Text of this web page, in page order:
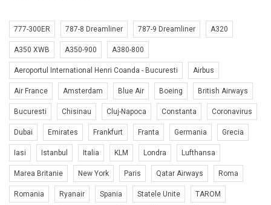
777-300ER 787-8 Dreamliner 787-9 Dreamliner A320
A350 XWB A350-900 A380-800
Aeroportul International Henri Coanda - Bucuresti Airbus
Air France Amsterdam Blue Air Boeing British Airways
Bucuresti Chisinau Cluj-Napoca Constanta Coronavirus
Dubai Emirates Frankfurt Franta Germania Grecia
Iasi Istanbul Italia KLM Londra Lufthansa
Marea Britanie New York Paris Qatar Airways Roma
Romania Ryanair Spania Statele Unite TAROM